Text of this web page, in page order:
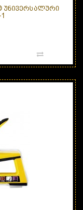
ᲣᲜᲘᲕᲔᲠᲡᲐᲚᲣᲠᲘ